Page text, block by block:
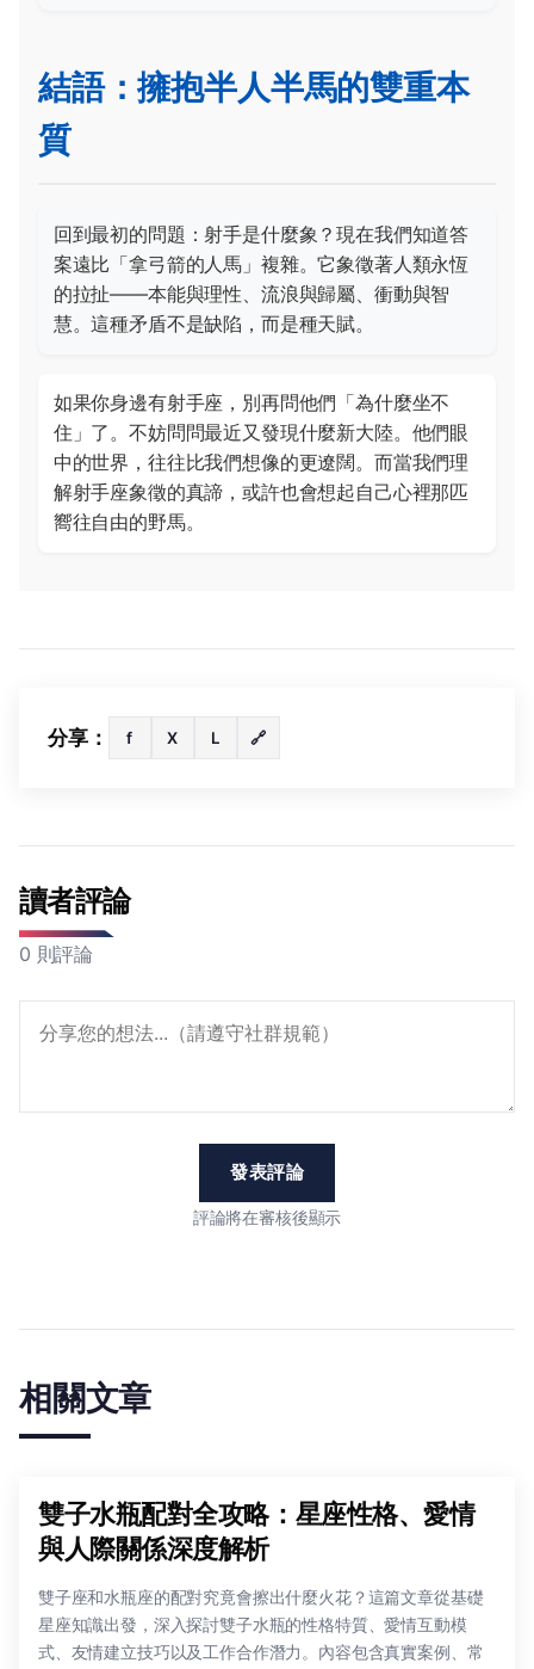
結語：擁抱半人半馬的雙重本
質
回到最初的問題：射手是什麼象？現在我們知道答
案遠比「拿弓箭的人馬」複雜。它象徵著人類永恆
的拉扯——本能與理性、流浪與歸屬、衝動與智
慧。這種矛盾不是缺陷，而是種天賦。
如果你身邊有射手座，別再問他們「為什麼坐不
住」了。不妨問問最近又發現什麼新大陸。他們眼
中的世界，往往比我們想像的更遼闊。而當我們理
解射手座象徵的真諦，或許也會想起自己心裡那匹
嚮往自由的野馬。
分享： f X L 🔗
讀者評論
0 則評論
發表評論
評論將在審核後顯示
相關文章
雙子水瓶配對全攻略：星座性格、愛情
與人際關係深度解析
雙子座和水瓶座的配對究竟會擦出什麼火花？這篇文章從基礎
星座知識出發，深入探討雙子水瓶的性格特質、愛情互動模
式、友情建立技巧以及工作合作潛力。內容包含真實案例、常